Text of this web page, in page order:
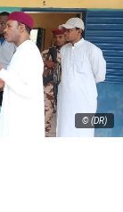
© (DR)